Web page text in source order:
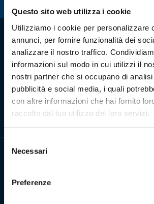
Questo sito web utilizza i cookie
Utilizziamo i cookie per personalizzare
annunci, per fornire funzionalità dei
analizzare il nostro traffico.
informazioni sul modo in cui utilizzi il
nostri partner che si occupano di
pubblicità e social media, i quali
con altre informazioni che hai fornito
raccolto dal tuo utilizzo dei loro servizi.
delNecessari
Preferenze
Mare
Accessori
Party
Outlet
Helan x Genoa
Isolani x Genoa
Scarica l'app ufficiale